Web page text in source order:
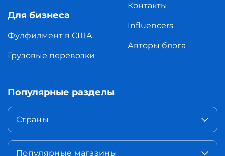
Для бизнеса
Фулфилмент в США
Грузовые перевозки
Контакты
Influencers
Авторы блога
Популярные разделы
Страны
Популярные магазины